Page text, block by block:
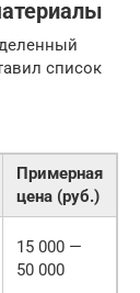
список
Примерная
цена (руб.)
15 000 —
50 000